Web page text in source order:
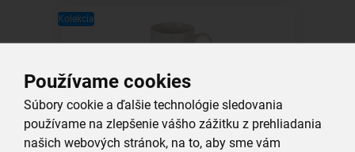
Používame cookies
Súbory cookie a ďalšie technológie sledovania
používame na zlepšenie vášho zážitku z prehliadania
našich webových stránok, na to, aby sme vám
Kolekcia
Hrnček MAK 0,36 l
skladom